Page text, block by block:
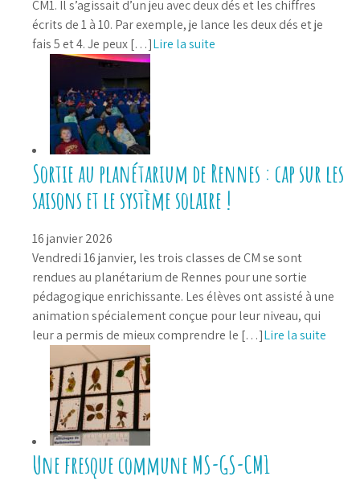
CM1. Il s’agissait d’un jeu avec deux dés et les chiffres
écrits de 1 à 10. Par exemple, je lance les deux dés et je
fais 5 et 4. Je peux […]Lire la suite
Sortie au planétarium de Rennes : cap sur les
saisons et le système solaire !
16 janvier 2026
Vendredi 16 janvier, les trois classes de CM se sont
rendues au planétarium de Rennes pour une sortie
pédagogique enrichissante. Les élèves ont assisté à une
animation spécialement conçue pour leur niveau, qui
leur a permis de mieux comprendre le […]Lire la suite
Une fresque commune MS-GS-CM1